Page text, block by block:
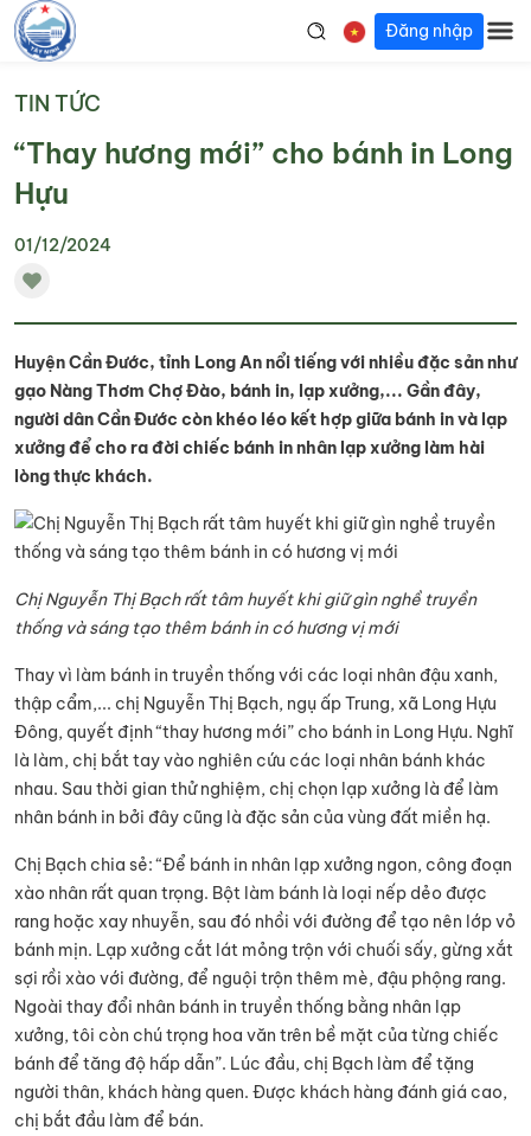
Đăng nhập
TIN TỨC
“Thay hương mới” cho bánh in Long
Hựu
01/12/2024
Huyện Cần Đước, tỉnh Long An nổi tiếng với nhiều đặc sản như
gạo Nàng Thơm Chợ Đào, bánh in, lạp xưởng,... Gần đây,
người dân Cần Đước còn khéo léo kết hợp giữa bánh in và lạp
xưởng để cho ra đời chiếc bánh in nhân lạp xưởng làm hài
lòng thực khách.
Chị Nguyễn Thị Bạch rất tâm huyết khi giữ gìn nghề truyền
thống và sáng tạo thêm bánh in có hương vị mới
Thay vì làm bánh in truyền thống với các loại nhân đậu xanh,
thập cẩm,... chị Nguyễn Thị Bạch, ngụ ấp Trung, xã Long Hựu
Đông, quyết định “thay hương mới” cho bánh in Long Hựu. Nghĩ
là làm, chị bắt tay vào nghiên cứu các loại nhân bánh khác
nhau. Sau thời gian thử nghiệm, chị chọn lạp xưởng là để làm
nhân bánh in bởi đây cũng là đặc sản của vùng đất miền hạ.
Chị Bạch chia sẻ: “Để bánh in nhân lạp xưởng ngon, công đoạn
xào nhân rất quan trọng. Bột làm bánh là loại nếp dẻo được
rang hoặc xay nhuyễn, sau đó nhồi với đường để tạo nên lớp vỏ
bánh mịn. Lạp xưởng cắt lát mỏng trộn với chuối sấy, gừng xắt
sợi rồi xào với đường, để nguội trộn thêm mè, đậu phộng rang.
Ngoài thay đổi nhân bánh in truyền thống bằng nhân lạp
xưởng, tôi còn chú trọng hoa văn trên bề mặt của từng chiếc
bánh để tăng độ hấp dẫn”. Lúc đầu, chị Bạch làm để tặng
người thân, khách hàng quen. Được khách hàng đánh giá cao,
chị bắt đầu làm để bán.